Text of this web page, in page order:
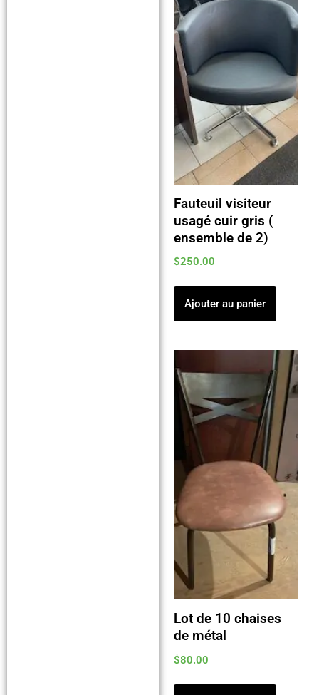
Fauteuil visiteur
usagé cuir gris (
ensemble de 2)
$250.00
Ajouter au panier
Lot de 10 chaises
de métal
$80.00